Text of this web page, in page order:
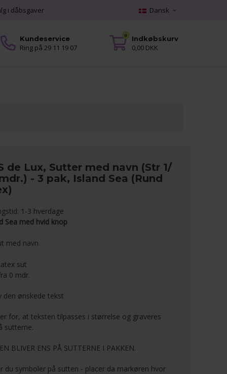
i dåbsgaver Dansk
Kundeservice
Ring på 29 11 19 07
Indkøbskurv
0,00 DKK
0
de Lux, Sutter med navn (Str 1/
- 3 pak, Island Sea (Rund
1-3 hverdage
Sea med hvid knop
med navn
sut
0 mdr.
den ønskede tekst
for, at teksten tilpasses i størrelse og graveres
sutterne.
BLIVER ENS PÅ SUTTERNE I PAKKEN.
du symboler på sutten - placer da markøren hvor